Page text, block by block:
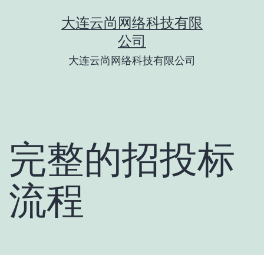
大连云尚网络科技有限
公司
大连云尚网络科技有限公司
完整的招投标
流程